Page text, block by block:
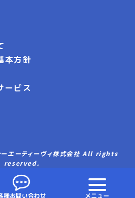
種お問い合わせ メニュー
本方針
ービス
エーティーヴィ株式会社 All rights
reserved.